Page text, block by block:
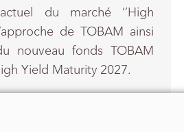
actuel du marché ‘’High
de TOBAM ainsi
nouveau fonds TOBAM
Yield Maturity 2027.